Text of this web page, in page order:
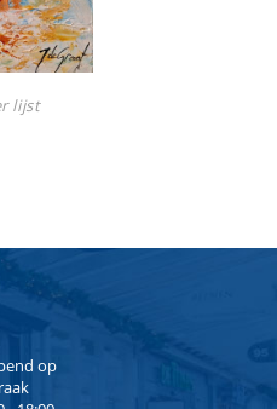
lijst
op